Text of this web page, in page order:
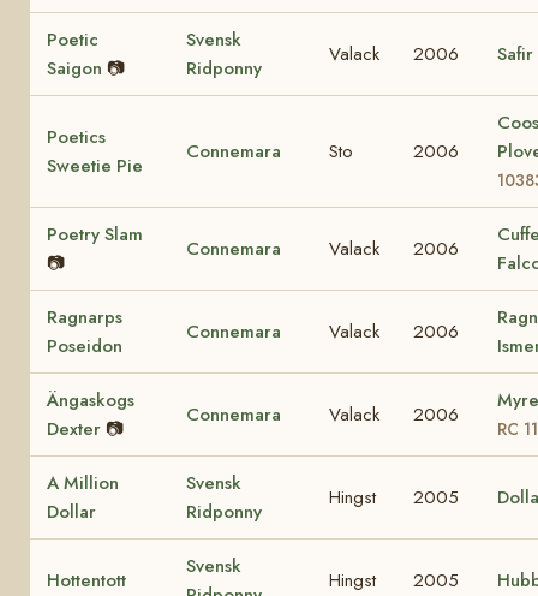
Poetic
Saigon 📷
Svensk
Ridponny
Valack 2006 Safir
Poetics
Sweetie Pie
Connemara Sto 2006
Poetry Slam
📷
Connemara Valack 2006
Ragnarps
Poseidon
Connemara Valack 2006
Ängaskogs
Dexter 📷
Connemara Valack 2006
RC
A Million
Dollar
Svensk
Ridponny
Hingst 2005
Hottentott
Svensk
Hingst 2005